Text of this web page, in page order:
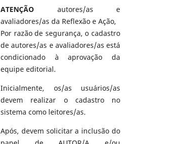
ATENÇÃO autores/as e
avaliadores/as da Reflexão e Ação,
Por razão de segurança, o cadastro
de autores/as e avaliadores/as está
condicionado à aprovação da
equipe editorial.
Inicialmente, os/as usuários/as
devem realizar o cadastro no
sistema como leitores/as.
Após, devem solicitar a inclusão do